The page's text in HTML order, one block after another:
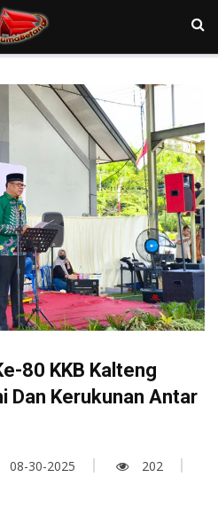
80 KKB Kalteng
Dan Kerukunan Antar
08-30-2025
202